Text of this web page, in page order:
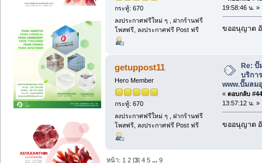
กระทู้: 670
ลงประกาศฟรีใหม่ ๆ , ฝากร้านฟรี
โพสฟรี, ลงประกาศฟรี Post ฟรี
19:58:46 น. »
ขออนุญาต
getuppost11
Hero Member
กระทู้: 670
ลงประกาศฟรีใหม่ ๆ , ฝากร้านฟรี
โพสฟรี, ลงประกาศฟรี Post ฟรี
Re: ปั๊
บริกา
www.ปั๊มลม
« ตอบกลับ
13:57:12 น. »
ขออนุญาต
หน้า: 1 2 [3]4 5 ...9